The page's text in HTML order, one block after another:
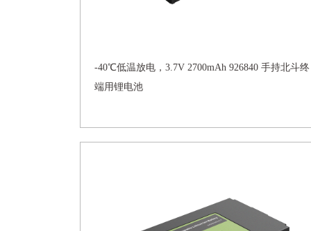
-40℃低温放电，3.7V 2700mAh 926840 手持北斗终
端用锂电池